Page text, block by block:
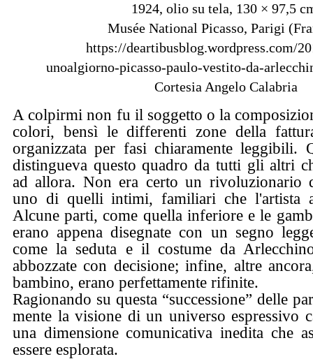
1924, olio su tela, 130 × 97,5
Musée National Picasso, Parigi
https://deartibusblog.wordpress.com/
unoalgiorno-picasso-paulo-vestito-da-
Cortesia Angelo Calabria
A colpirmi non fu il soggetto o la
colori, bensì le differenti zone della
organizzata per fasi chiaramente leggibili.
distingueva questo quadro da tutti gli altri
ad allora. Non era certo un rivoluzionario
uno di quelli intimi, familiari che l'artista
Alcune parti, come quella inferiore e le
erano appena disegnate con un segno
come la seduta e il costume da
abbozzate con decisione; infine, altre
bambino, erano perfettamente rifinite.
Ragionando su questa “successione” delle
mente la visione di un universo espressivo
una dimensione comunicativa inedita che
essere esplorata.